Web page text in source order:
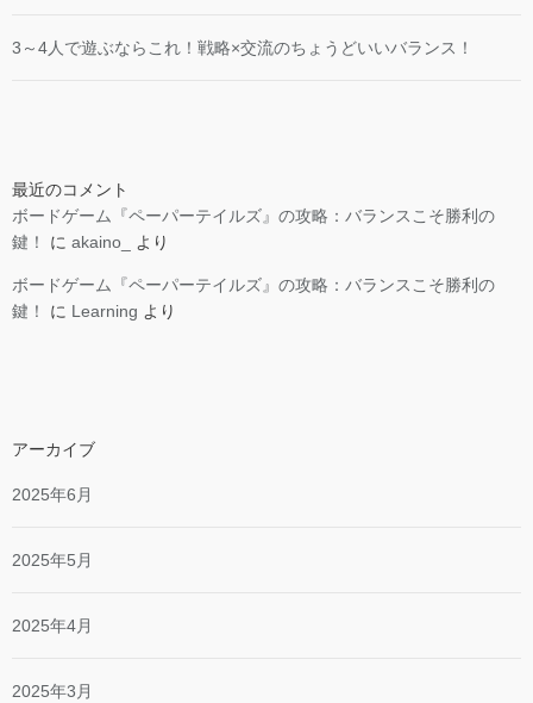
3～4人で遊ぶならこれ！戦略×交流のちょうどいいバランス！
最近のコメント
ボードゲーム『ペーパーテイルズ』の攻略：バランスこそ勝利の
鍵！
に akaino_ より
ボードゲーム『ペーパーテイルズ』の攻略：バランスこそ勝利の
鍵！
に Learning より
アーカイブ
2025年6月
2025年5月
2025年4月
2025年3月